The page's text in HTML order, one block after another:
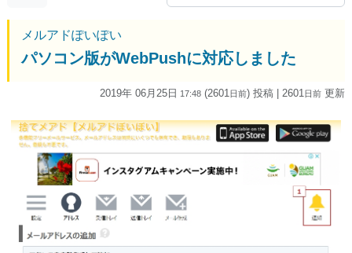
メルアドぽいぽい
パソコン版がWebPushに対応しました
2019年 06月25日 17:48 (2601 日前) 投稿 | 2601 日前 更新